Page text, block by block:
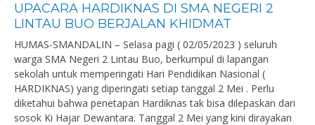
UPACARA HARDIKNAS DI SMA NEGERI 2
LINTAU BUO BERJALAN KHIDMAT
HUMAS-SMANDALIN – Selasa pagi ( 02/05/2023 ) seluruh
warga SMA Negeri 2 Lintau Buo, berkumpul di lapangan
sekolah untuk memperingati Hari Pendidikan Nasional (
HARDIKNAS) yang diperingati setiap tanggal 2 Mei . Perlu
diketahui bahwa penetapan Hardiknas tak bisa dilepaskan dari
sosok Ki Hajar Dewantara. Tanggal 2 Mei yang kini dirayakan